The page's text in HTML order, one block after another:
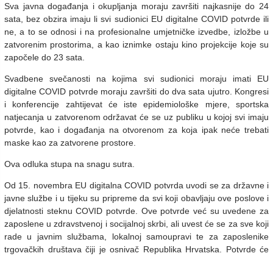
Sva javna događanja i okupljanja moraju završiti najkasnije do 24
sata, bez obzira imaju li svi sudionici EU digitalne COVID potvrde ili
ne, a to se odnosi i na profesionalne umjetničke izvedbe, izložbe u
zatvorenim prostorima, a kao iznimke ostaju kino projekcije koje su
započele do 23 sata.
Svadbene svečanosti na kojima svi sudionici moraju imati EU
digitalne COVID potvrde moraju završiti do dva sata ujutro. Kongresi
i konferencije zahtijevat će iste epidemiološke mjere, sportska
natjecanja u zatvorenom održavat će se uz publiku u kojoj svi imaju
potvrde, kao i događanja na otvorenom za koja ipak neće trebati
maske kao za zatvorene prostore.
Ova odluka stupa na snagu sutra.
Od 15. novembra EU digitalna COVID potvrda uvodi se za državne i
javne službe i u tijeku su pripreme da svi koji obavljaju ove poslove i
djelatnosti steknu COVID potvrde. Ove potvrde već su uvedene za
zaposlene u zdravstvenoj i socijalnoj skrbi, ali uvest će se za sve koji
rade u javnim službama, lokalnoj samoupravi te za zaposlenike
trgovačkih društava čiji je osnivač Republika Hrvatska. Potvrde će